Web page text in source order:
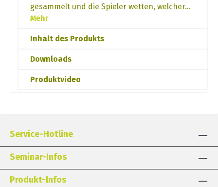
gesammelt und die Spieler wetten, welcher…
Mehr
Inhalt des Produkts
Downloads
Produktvideo
Service-Hotline
Seminar-Infos
Produkt-Infos